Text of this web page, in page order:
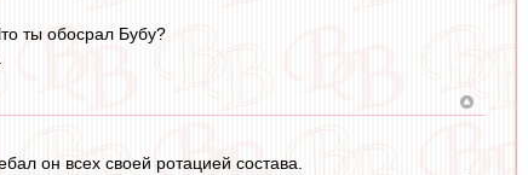
ты обосрал Бубу?
он всех своей ротацией состава.